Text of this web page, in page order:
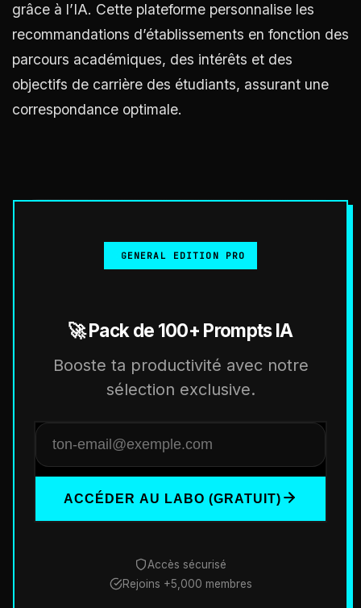
grâce à l’IA. Cette plateforme personnalise les
recommandations d’établissements en fonction des
parcours académiques, des intérêts et des
objectifs de carrière des étudiants, assurant une
correspondance optimale.
GENERAL EDITION PRO
🚀 Pack de 100+ Prompts IA
Booste ta productivité avec notre
sélection exclusive.
ACCÉDER AU LABO (GRATUIT)
Accès sécurisé
Rejoins +5,000 membres